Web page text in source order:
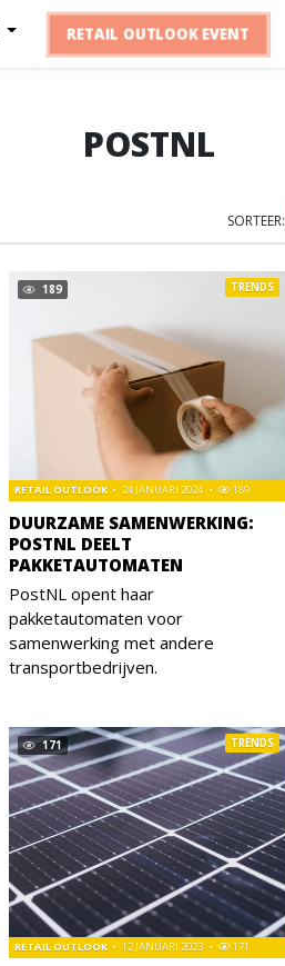
RETAIL OUTLOOK EVENT
POSTNL
SORTEER:
189
DUURZAME SAMENWERKING:
POSTNL DEELT
PAKKETAUTOMATEN
RETAIL OUTLOOK 24 JANUARI 2024 189
TRENDS
PostNL opent haar
pakketautomaten voor
samenwerking met andere
transportbedrijven.
171
RETAIL OUTLOOK 12 JANUARI 2023 171
TRENDS